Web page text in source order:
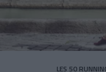
LES 50